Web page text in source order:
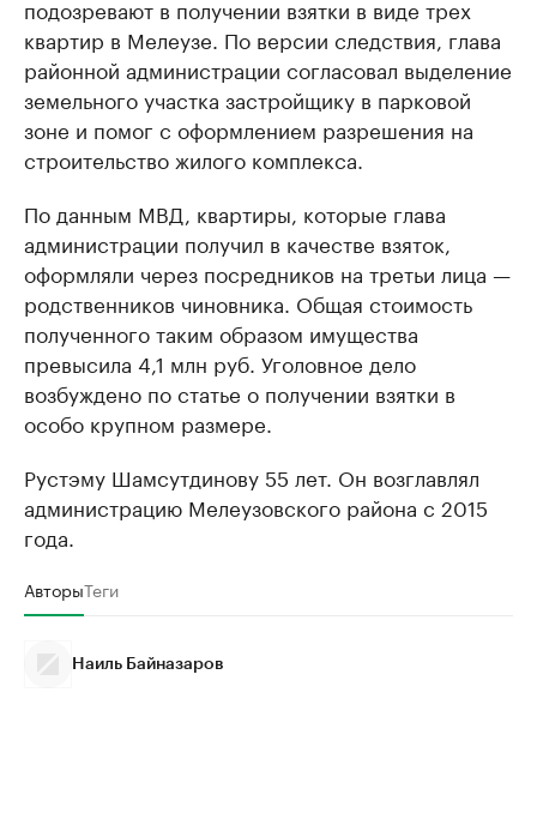
подозревают в получении взятки в виде трех
квартир в Мелеузе. По версии следствия, глава
районной администрации согласовал выделение
земельного участка застройщику в парковой
зоне и помог с оформлением разрешения на
строительство жилого комплекса.
По данным МВД, квартиры, которые глава
администрации получил в качестве взяток,
оформляли через посредников на третьи лица —
родственников чиновника. Общая стоимость
полученного таким образом имущества
превысила 4,1 млн руб. Уголовное дело
возбуждено по статье о получении взятки в
особо крупном размере.
Рустэму Шамсутдинову 55 лет. Он возглавлял
администрацию Мелеузовского района с 2015
года.
АвторыТеги
Наиль Байназаров